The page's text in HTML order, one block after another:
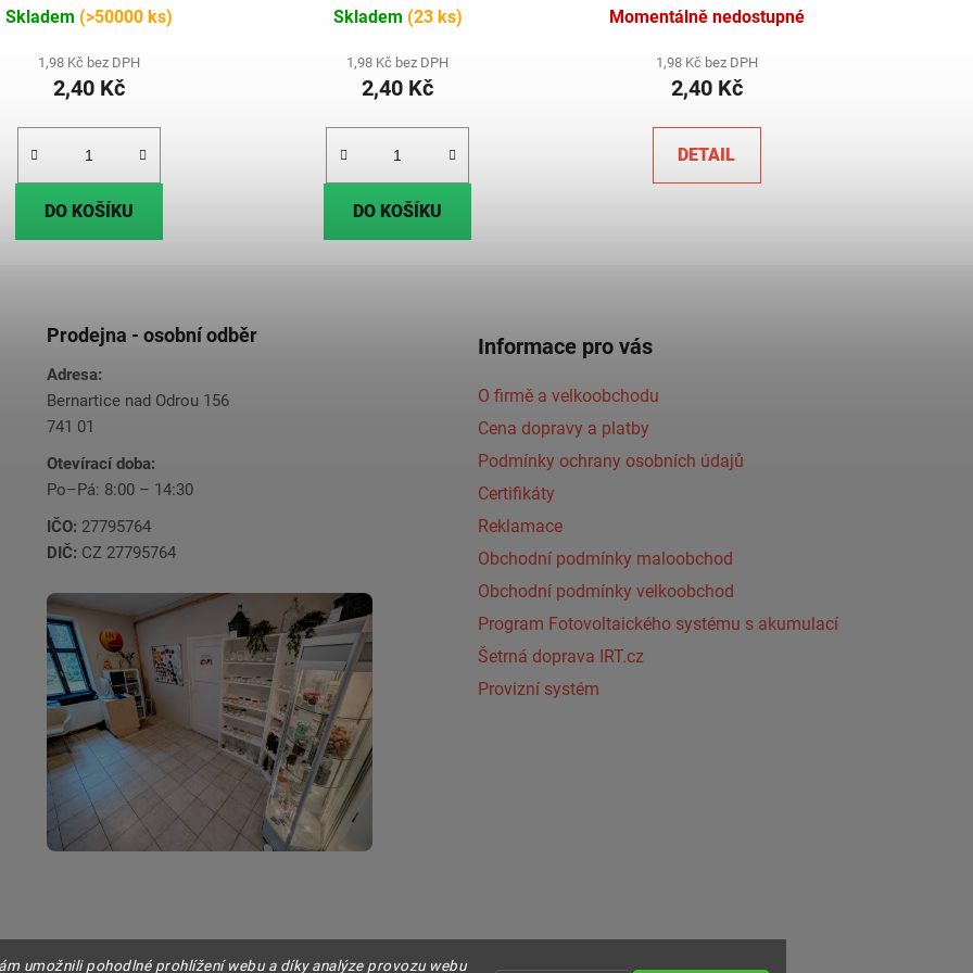
umožnili pohodlné prohlížení webu a díky analýze provozu webu
Skladem (>50000 ks)
1,98 Kč bez DPH
2,40 Kč
DO KOŠÍKU
Skladem (23 ks)
1,98 Kč bez DPH
2,40 Kč
DO KOŠÍKU
Momentálně nedostupné
1,98 Kč bez DPH
2,40 Kč
DETAIL
Prodejna - osobní odběr
Adresa:
Bernartice nad Odrou 156
741 01
Otevírací doba:
Po–Pá: 8:00 – 14:30
IČO: 27795764
DIČ: CZ 27795764
Informace pro vás
O firmě a velkoobchodu
Cena dopravy a platby
Podmínky ochrany osobních údajů
Certifikáty
Reklamace
Obchodní podmínky maloobchod
Obchodní podmínky velkoobchod
Program Fotovoltaického systému s akumulací
Šetrná doprava IRT.cz
Provizní systém